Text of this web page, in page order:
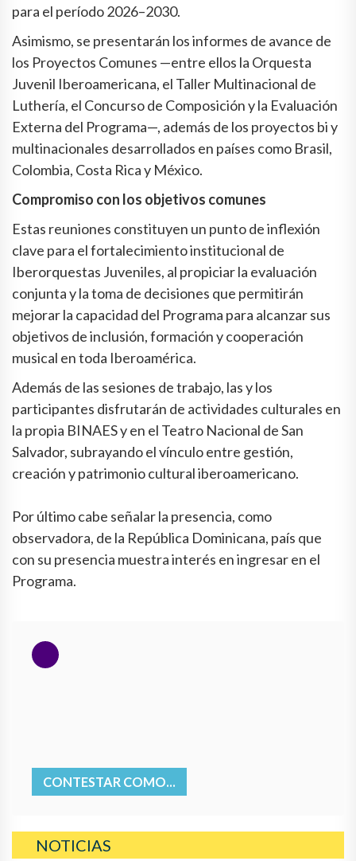
para el período 2026–2030.
Asimismo, se presentarán los informes de avance de
los Proyectos Comunes —entre ellos la Orquesta
Juvenil Iberoamericana, el Taller Multinacional de
Luthería, el Concurso de Composición y la Evaluación
Externa del Programa—, además de los proyectos bi y
multinacionales desarrollados en países como Brasil,
Colombia, Costa Rica y México.
Compromiso con los objetivos comunes
Estas reuniones constituyen un punto de inflexión
clave para el fortalecimiento institucional de
Iberorquestas Juveniles, al propiciar la evaluación
conjunta y la toma de decisiones que permitirán
mejorar la capacidad del Programa para alcanzar sus
objetivos de inclusión, formación y cooperación
musical en toda Iberoamérica.
Además de las sesiones de trabajo, las y los
participantes disfrutarán de actividades culturales en
la propia BINAES y en el Teatro Nacional de San
Salvador, subrayando el vínculo entre gestión,
creación y patrimonio cultural iberoamericano.
Por último cabe señalar la presencia, como
observadora, de la República Dominicana, país que
con su presencia muestra interés en ingresar en el
Programa.
CONTESTAR COMO...
NOTICIAS